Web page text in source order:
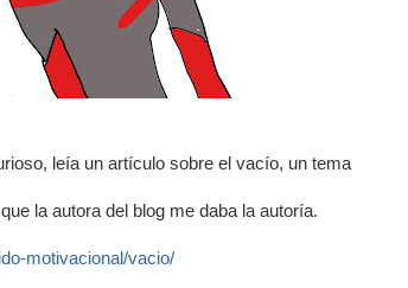
leía un artículo sobre el vacío, un tema
la autora del blog me daba la autoría.
motivacional/vacio/